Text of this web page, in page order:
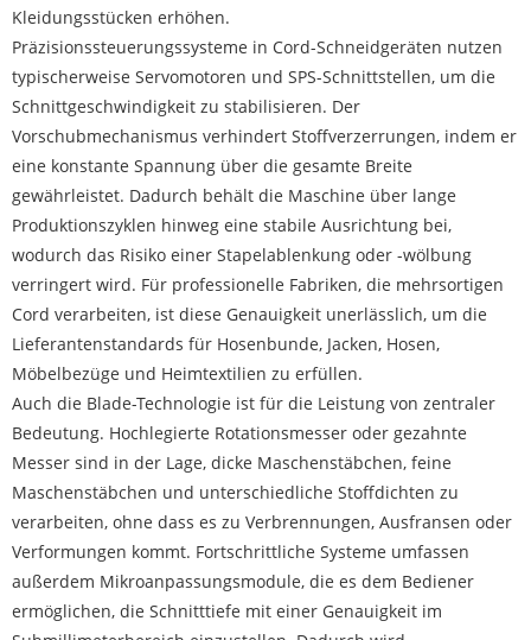
Kleidungsstücken erhöhen.
Präzisionssteuerungssysteme in Cord-Schneidgeräten nutzen
typischerweise Servomotoren und SPS-Schnittstellen, um die
Schnittgeschwindigkeit zu stabilisieren. Der
Vorschubmechanismus verhindert Stoffverzerrungen, indem er
eine konstante Spannung über die gesamte Breite
gewährleistet. Dadurch behält die Maschine über lange
Produktionszyklen hinweg eine stabile Ausrichtung bei,
wodurch das Risiko einer Stapelablenkung oder -wölbung
verringert wird. Für professionelle Fabriken, die mehrsortigen
Cord verarbeiten, ist diese Genauigkeit unerlässlich, um die
Lieferantenstandards für Hosenbunde, Jacken, Hosen,
Möbelbezüge und Heimtextilien zu erfüllen.
Auch die Blade-Technologie ist für die Leistung von zentraler
Bedeutung. Hochlegierte Rotationsmesser oder gezahnte
Messer sind in der Lage, dicke Maschenstäbchen, feine
Maschenstäbchen und unterschiedliche Stoffdichten zu
verarbeiten, ohne dass es zu Verbrennungen, Ausfransen oder
Verformungen kommt. Fortschrittliche Systeme umfassen
außerdem Mikroanpassungsmodule, die es dem Bediener
ermöglichen, die Schnitttiefe mit einer Genauigkeit im